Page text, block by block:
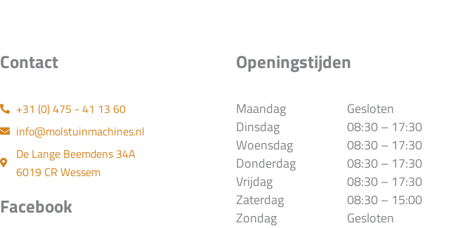
Contact
+31 (0) 475 - 41 13 60
info@molstuinmachines.nl
De Lange Beemdens 34A
6019 CR Wessem
Facebook
Openingstijden
Maandag
Dinsdag
Woensdag
Donderdag
Vrijdag
Zaterdag
Zondag
Gesloten
08:30 – 17:30
08:30 – 17:30
08:30 – 17:30
08:30 – 17:30
08:30 – 15:00
Gesloten